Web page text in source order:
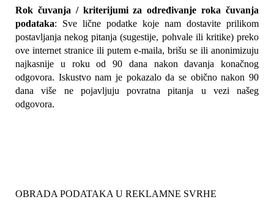
Rok čuvanja / kriterijumi za određivanje roka čuvanja
podataka: Sve lične podatke koje nam dostavite prilikom
postavljanja nekog pitanja (sugestije, pohvale ili kritike) preko
ove internet stranice ili putem e-maila, brišu se ili anonimizuju
najkasnije u roku od 90 dana nakon davanja konačnog
odgovora. Iskustvo nam je pokazalo da se obično nakon 90
dana više ne pojavljuju povratna pitanja u vezi našeg
odgovora.
OBRADA PODATAKA U REKLAMNE SVRHE